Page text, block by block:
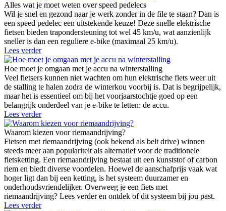
Alles wat je moet weten over speed pedelecs
Wil je snel en gezond naar je werk zonder in de file te staan? Dan is
een speed pedelec een uitstekende keuze! Deze snelle elektrische
fietsen bieden trapondersteuning tot wel 45 km/u, wat aanzienlijk
sneller is dan een reguliere e-bike (maximaal 25 km/u).
Lees verder
Hoe moet je omgaan met je accu na winterstalling
Veel fietsers kunnen niet wachten om hun elektrische fiets weer uit
de stalling te halen zodra de winterkou voorbij is. Dat is begrijpelijk,
maar het is essentieel om bij het voorjaarstochtje goed op een
belangrijk onderdeel van je e-bike te letten: de accu.
Lees verder
Waarom kiezen voor riemaandrijving?
Fietsen met riemaandrijving (ook bekend als belt drive) winnen
steeds meer aan populariteit als alternatief voor de traditionele
fietsketting. Een riemaandrijving bestaat uit een kunststof of carbon
riem en biedt diverse voordelen. Hoewel de aanschafprijs vaak wat
hoger ligt dan bij een ketting, is het systeem duurzamer en
onderhoudsvriendelijker. Overweeg je een fiets met
riemaandrijving? Lees verder en ontdek of dit systeem bij jou past.
Lees verder